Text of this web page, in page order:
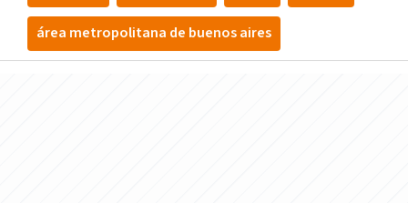
área metropolitana de buenos aires